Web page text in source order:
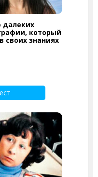
далеких
который
своих знаниях